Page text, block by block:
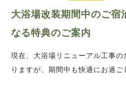
大浴場改装期間中のご宿
なる特典のご案内
現在、大浴場リニューアル工事
りますが、期間中も快適にお過